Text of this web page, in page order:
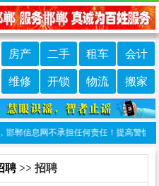
房产 二手 租车 会计
维修 开锁 物流 搬家
郸信息网不承担任何责任！提高警惕，
聘>> 招聘